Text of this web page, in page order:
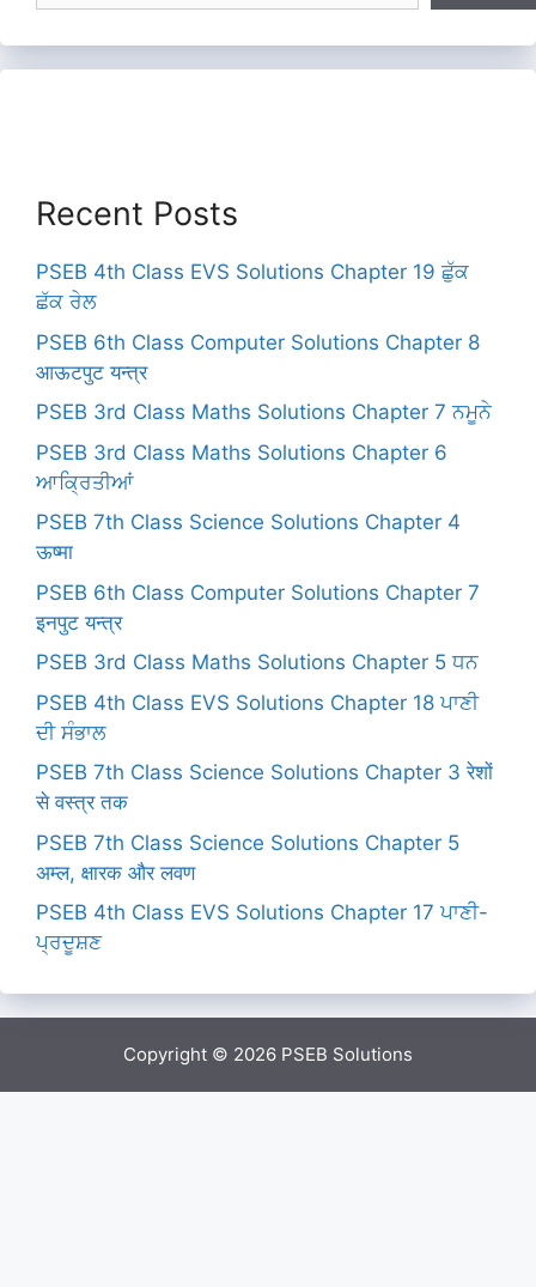
Recent Posts
PSEB 4th Class EVS Solutions Chapter 19 ਛੁੱਕ
ਛੱਕ ਰੇਲ
PSEB 6th Class Computer Solutions Chapter 8
आऊटपुट यन्त्र
PSEB 3rd Class Maths Solutions Chapter 7 ਨਮੂਨੇ
PSEB 3rd Class Maths Solutions Chapter 6
ਆਕ੍ਰਿਤੀਆਂ
PSEB 7th Class Science Solutions Chapter 4
ऊष्मा
PSEB 6th Class Computer Solutions Chapter 7
इनपुट यन्त्र
PSEB 3rd Class Maths Solutions Chapter 5 ਧਨ
PSEB 4th Class EVS Solutions Chapter 18 ਪਾਣੀ
ਦੀ ਸੰਭਾਲ
PSEB 7th Class Science Solutions Chapter 3 रेशों
से वस्त्र तक
PSEB 7th Class Science Solutions Chapter 5
अम्ल, क्षारक और लवण
PSEB 4th Class EVS Solutions Chapter 17 ਪਾਣੀ-
ਪ੍ਰਦੂਸ਼ਣ
Copyright © 2026 PSEB Solutions